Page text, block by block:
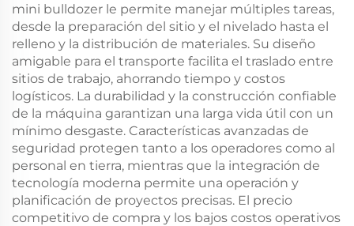
mini bulldozer le permite manejar múltiples tareas,
desde la preparación del sitio y el nivelado hasta el
relleno y la distribución de materiales. Su diseño
amigable para el transporte facilita el traslado entre
sitios de trabajo, ahorrando tiempo y costos
logísticos. La durabilidad y la construcción confiable
de la máquina garantizan una larga vida útil con un
mínimo desgaste. Características avanzadas de
seguridad protegen tanto a los operadores como al
personal en tierra, mientras que la integración de
tecnología moderna permite una operación y
planificación de proyectos precisas. El precio
competitivo de compra y los bajos costos operativos